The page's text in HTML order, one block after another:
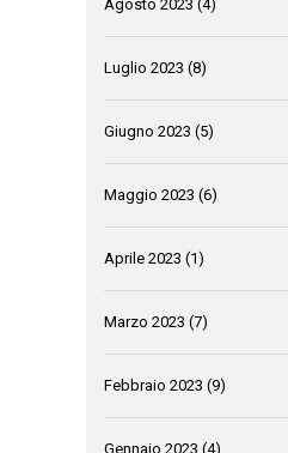
Agosto 2023 (4)
Luglio 2023 (8)
Giugno 2023 (5)
Maggio 2023 (6)
Aprile 2023 (1)
Marzo 2023 (7)
Febbraio 2023 (9)
Gennaio 2023 (4)